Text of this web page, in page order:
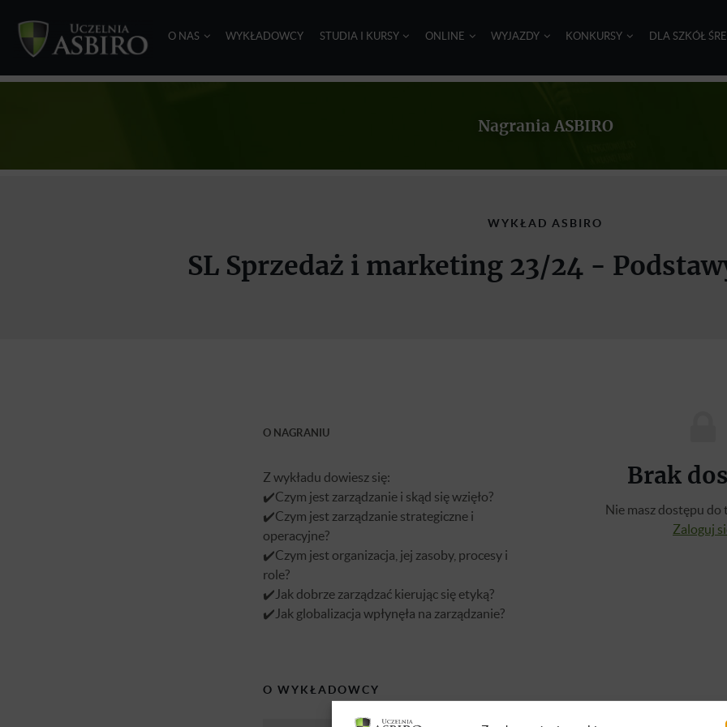
O NAS WYKŁADOWCY STUDIA I KURSY ONLINE WYJAZDY KONKURSY DLA SZKÓŁ
Nagrania ASBIRO
WYKŁAD ASBIRO
SL Sprzedaż i marketing 23/24 -
O NAGRANIU
Z wykładu dowiesz się:
✔️Czym jest zarządzanie i skąd się wzięło?
✔️Czym jest zarządzanie strategiczne i
operacyjne?
✔️Czym jest organizacja, jej zasoby, procesy i
role?
✔️Jak dobrze zarządzać kierując się etyką?
✔️Jak globalizacja wpłynęła na zarządzanie?
Brak
Nie masz dostępu do
Zaloguj
O WYKŁADOWCY